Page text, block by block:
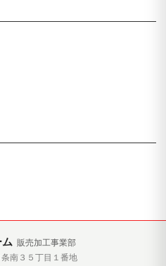
販売加工事業部
南３５丁目１番地